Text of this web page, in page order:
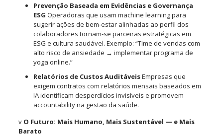
Prevenção Baseada em Evidências e Governança
ESG Operadoras que usam machine learning para
sugerir ações de bem-estar alinhadas ao perfil dos
colaboradores tornam-se parceiras estratégicas em
ESG e cultura saudável. Exemplo: “Time de vendas com
alto risco de ansiedade → implementar programa de
yoga online.”
Relatórios de Custos AuditáveisEmpresas que
exigem contratos com relatórios mensais baseados em
IA identificam desperdícios invisíveis e promovem
accountability na gestão da saúde.
v O Futuro: Mais Humano, Mais Sustentável — e Mais
Barato